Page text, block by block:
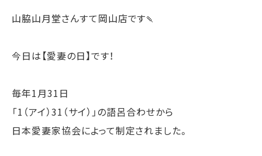
山脇山月堂さんすて岡山店です🍡
今日は【愛妻の日】です！
毎年1月31日
「1（アイ）31（サイ）」の語呂合わせから
日本愛妻家協会によって制定されました。